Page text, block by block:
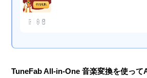
TuneFab All-in-One 音楽変換を使っ